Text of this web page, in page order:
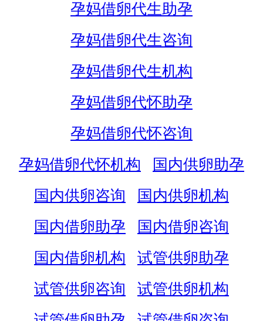
孕妈借卵代生助孕
孕妈借卵代生咨询
孕妈借卵代生机构
孕妈借卵代怀助孕
孕妈借卵代怀咨询
孕妈借卵代怀机构
国内供卵助孕
国内供卵咨询
国内供卵机构
国内借卵助孕
国内借卵咨询
国内借卵机构
试管供卵助孕
试管供卵咨询
试管供卵机构